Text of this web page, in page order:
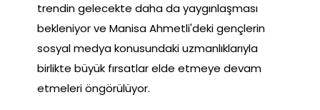
trendin gelecekte daha da yaygınlaşması
bekleniyor ve Manisa Ahmetli'deki gençlerin
sosyal medya konusundaki uzmanlıklarıyla
birlikte büyük fırsatlar elde etmeye devam
etmeleri öngörülüyor.